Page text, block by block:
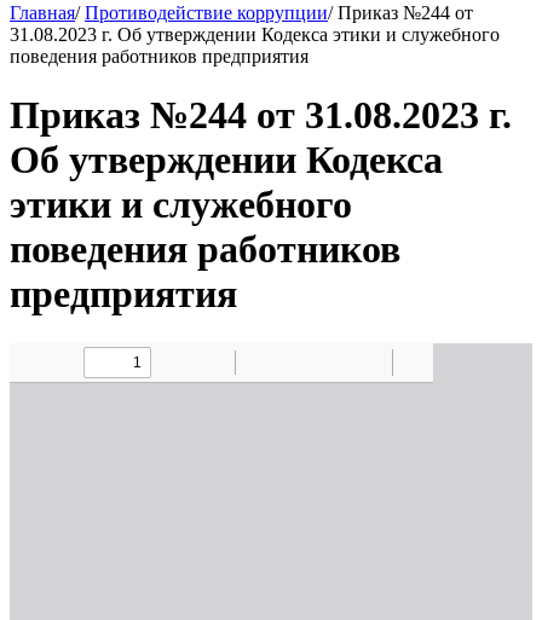
Главная/ Противодействие коррупции/ Приказ №244 от
31.08.2023 г. Об утверждении Кодекса этики и служебного
поведения работников предприятия
Приказ №244 от 31.08.2023 г.
Об утверждении Кодекса
этики и служебного
поведения работников
предприятия